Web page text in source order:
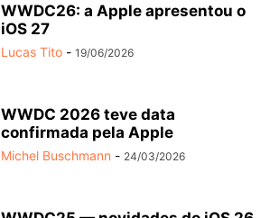
WWDC26: a Apple apresentou o
iOS 27
Lucas Tito - 19/06/2026
WWDC 2026 teve data
confirmada pela Apple
Michel Buschmann - 24/03/2026